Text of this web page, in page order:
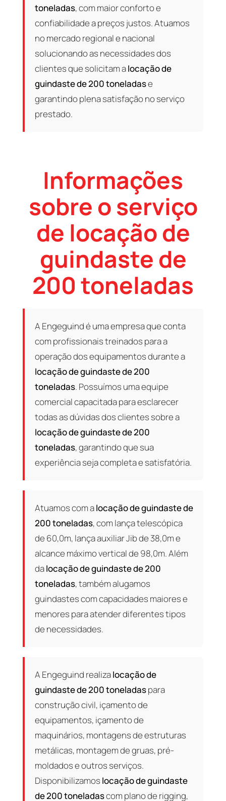
toneladas, com maior conforto e
confiabilidade a preços justos. Atuamos
no mercado regional e nacional
solucionando as necessidades dos
clientes que solicitam alocação de
guindaste de 200 toneladase
garantindo plena satisfação no serviço
prestado.
Informações
sobre o serviço
de locação de
guindaste de
200 toneladas
A Engeguind é uma empresa que conta
com profissionais treinados para a
operação dos equipamentos durante a
locação de guindaste de 200
toneladas. Possuímos uma equipe
comercial capacitada para esclarecer
todas as dúvidas dos clientes sobre a
locação de guindaste de 200
toneladas, garantindo que sua
experiência seja completa e satisfatória.
Atuamos com alocação de guindaste de
200 toneladas, com lança telescópica
de 60,0m, lança auxiliar Jib de 38,0m e
alcance máximo vertical de 98,0m. Além
dalocação de guindaste de 200
toneladas, também alugamos
guindastes com capacidades maiores e
menores para atender diferentes tipos
de necessidades.
A Engeguind realizalocação de
guindaste de 200 toneladaspara
construção civil, içamento de
equipamentos, içamento de
maquinários, montagens de estruturas
metálicas, montagem de gruas, pré-
moldados e outros serviços.
Disponibilizamos locação de guindaste
de 200 toneladascom plano de rigging,